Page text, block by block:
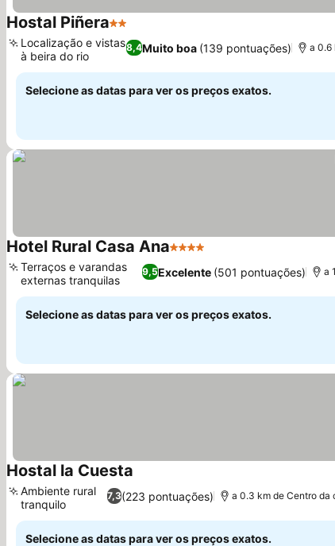
Hostal Piñera2 Estrelas
8,4Muito boa (139 pontuações)
Localização e vistas
à beira do rio
a 0.6
Selecione as datas para ver os preços exatos.
Hotel Rural Casa Ana4 Estrelas
9,5Excelente (501 pontuações)
Terraços e varandas
externas tranquilas
a
Selecione as datas para ver os preços exatos.
Hostal la Cuesta
7,3(223 pontuações)
Ambiente rural
tranquilo
a 0.3 km de Centro da
Selecione as datas para ver os preços exatos.